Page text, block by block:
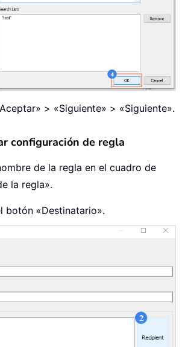
> «Siguiente» > «Siguiente».
configuración de regla
de la regla en el cuadro de
la regla».
botón «Destinatario».